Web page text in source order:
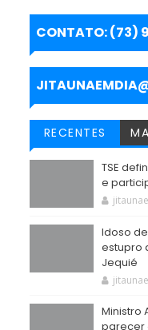
r
e
e
b
o
k
t
t
e
r
t
s
CONTATO: (73)
RECENTES
TSE
e
Idoso
estupro
Jequié
Ministro
parecer